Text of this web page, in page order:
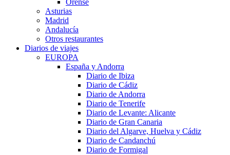
Asturias
Madrid
Andalucía
Otros restaurantes
Diarios de viajes
EUROPA
España y Andorra
Diario de Ibiza
Diario de Cádiz
Diario de Andorra
Diario de Tenerife
Diario de Levante: Alicante
Diario de Gran Canaria
Diario del Algarve, Huelva y Cádiz
Diario de Candanchú
Diario de Formigal